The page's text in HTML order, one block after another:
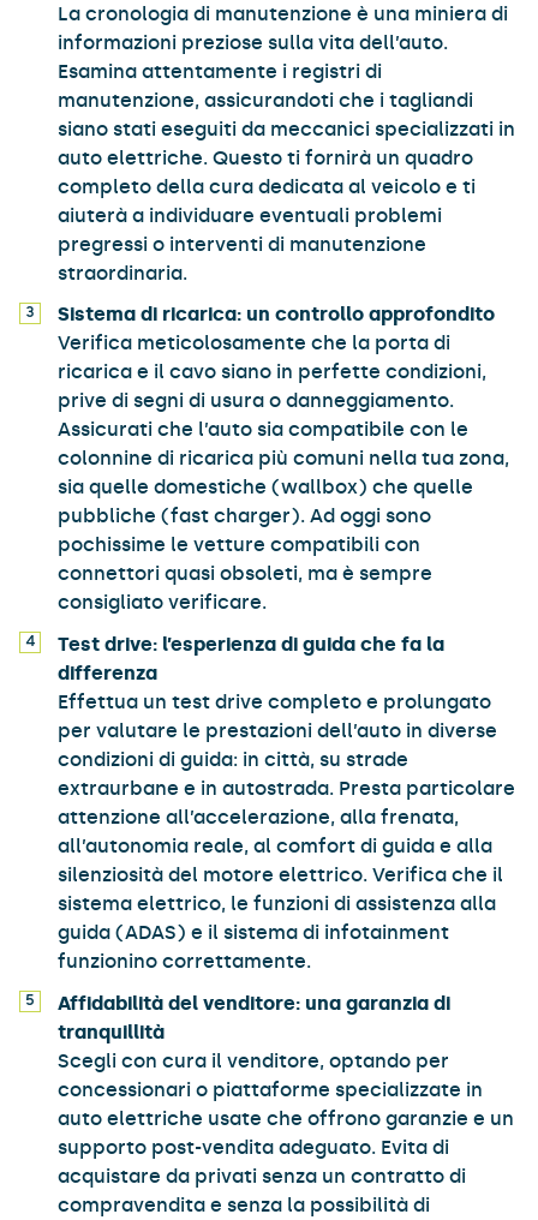
La cronologia di manutenzione è una miniera di
informazioni preziose sulla vita dell’auto.
Esamina attentamente i registri di
manutenzione, assicurandoti che i tagliandi
siano stati eseguiti da meccanici specializzati in
auto elettriche. Questo ti fornirà un quadro
completo della cura dedicata al veicolo e ti
aiuterà a individuare eventuali problemi
pregressi o interventi di manutenzione
straordinaria.
Sistema di ricarica: un controllo approfondito
Verifica meticolosamente che la porta di
ricarica e il cavo siano in perfette condizioni,
prive di segni di usura o danneggiamento.
Assicurati che l’auto sia compatibile con le
colonnine di ricarica più comuni nella tua zona,
sia quelle domestiche (wallbox) che quelle
pubbliche (fast charger). Ad oggi sono
pochissime le vetture compatibili con
connettori quasi obsoleti, ma è sempre
consigliato verificare.
Test drive: l’esperienza di guida che fa la
differenza
Effettua un test drive completo e prolungato
per valutare le prestazioni dell’auto in diverse
condizioni di guida: in città, su strade
extraurbane e in autostrada. Presta particolare
attenzione all’accelerazione, alla frenata,
all’autonomia reale, al comfort di guida e alla
silenziosità del motore elettrico. Verifica che il
sistema elettrico, le funzioni di assistenza alla
guida (ADAS) e il sistema di infotainment
funzionino correttamente.
Affidabilità del venditore: una garanzia di
tranquillità
Scegli con cura il venditore, optando per
concessionari o piattaforme specializzate in
auto elettriche usate che offrono garanzie e un
supporto post-vendita adeguato. Evita di
acquistare da privati senza un contratto di
compravendita e senza la possibilità di